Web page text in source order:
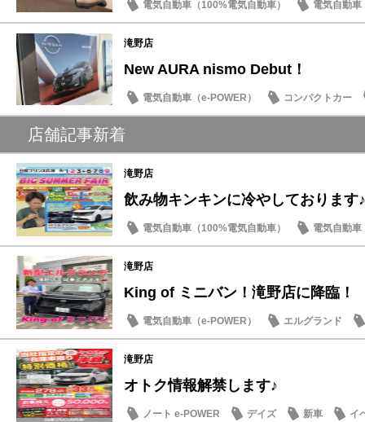
電気自動車（100%電気自動車）
電気自動車
イベント・フェア
オーラ
滝野店
New AURA nismo Debut！
電気自動車（e-POWER） コンパクトカー
店舗記事新着
滝野店
飲み物キンキンに冷やしております♪
電気自動車（100%電気自動車）
電気自動車
新車
イベント・フェア
滝野店
King of ミニバン！滝野店に降臨！
電気自動車（e-POWER） エルグランド
滝野店
オトク情報解禁します♪
ノート e-POWER デイズ 新車 イ